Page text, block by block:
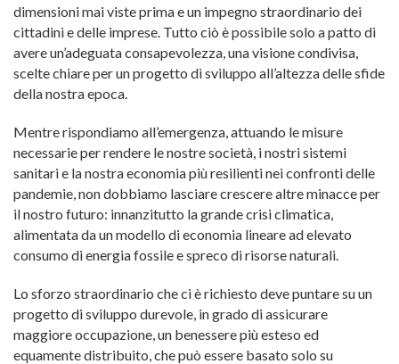
dimensioni mai viste prima e un impegno straordinario dei
cittadini e delle imprese. Tutto ciò è possibile solo a patto di
avere un’adeguata consapevolezza, una visione condivisa,
scelte chiare per un progetto di sviluppo all’altezza delle sfide
della nostra epoca.
Mentre rispondiamo all’emergenza, attuando le misure
necessarie per rendere le nostre società, i nostri sistemi
sanitari e la nostra economia più resilienti nei confronti delle
pandemie, non dobbiamo lasciare crescere altre minacce per
il nostro futuro: innanzitutto la grande crisi climatica,
alimentata da un modello di economia lineare ad elevato
consumo di energia fossile e spreco di risorse naturali.
Lo sforzo straordinario che ci è richiesto deve puntare su un
progetto di sviluppo durevole, in grado di assicurare
maggiore occupazione, un benessere più esteso ed
equamente distribuito, che può essere basato solo su